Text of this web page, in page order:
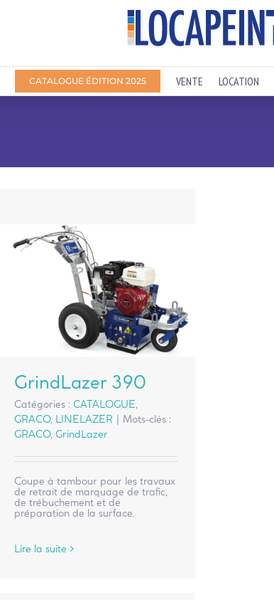
CATALOGUE ÉDITION 2025 VENTE LOCATION
GrindLazer 390
Catégories :CATALOGUE,
GRACO, LINELAZER | Mots-clés :
GRACO,GrindLazer
Coupe à tambour pour les travaux
de retrait de marquage de trafic,
de trébuchement et de
préparation de la surface.
Lire la suite